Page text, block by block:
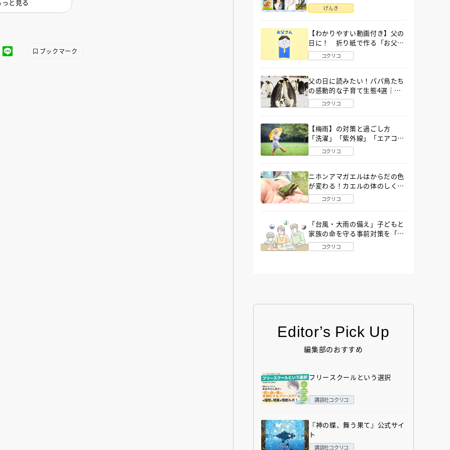
っと見る
ブックマーク
語」６選
げんき
【わかりやすい動画付き】父の
日に！ 折り紙で作る「お父さ
ん」の簡単な折り方
コクリコ
父の日に読みたい！パパ鳥たち
の感動的な子育て生態4選｜図
鑑MOVE
コクリコ
【梅雨】の対策と過ごし方
「洗濯」「紫外線」「エアコ
ン」「ゲリラ豪雨」…〔気象予
報士が完全ガイド〕
コクリコ
ニホンアマガエルはからだの色
が変わる！カエルの体のしくみ
から両生類の特ちょうまで図鑑
MOVEが解説！
コクリコ
「台風・大雨の備え」子どもと
家族の命を守る事前対策を「防
災アドバイザー」が解説
コクリコ
Editor’s Pick Up
編集部のおすすめ
フリースクールという選択
講談社コクリコ
『神の蝶、舞う果て』公式サイ
ト
講談社コクリコ